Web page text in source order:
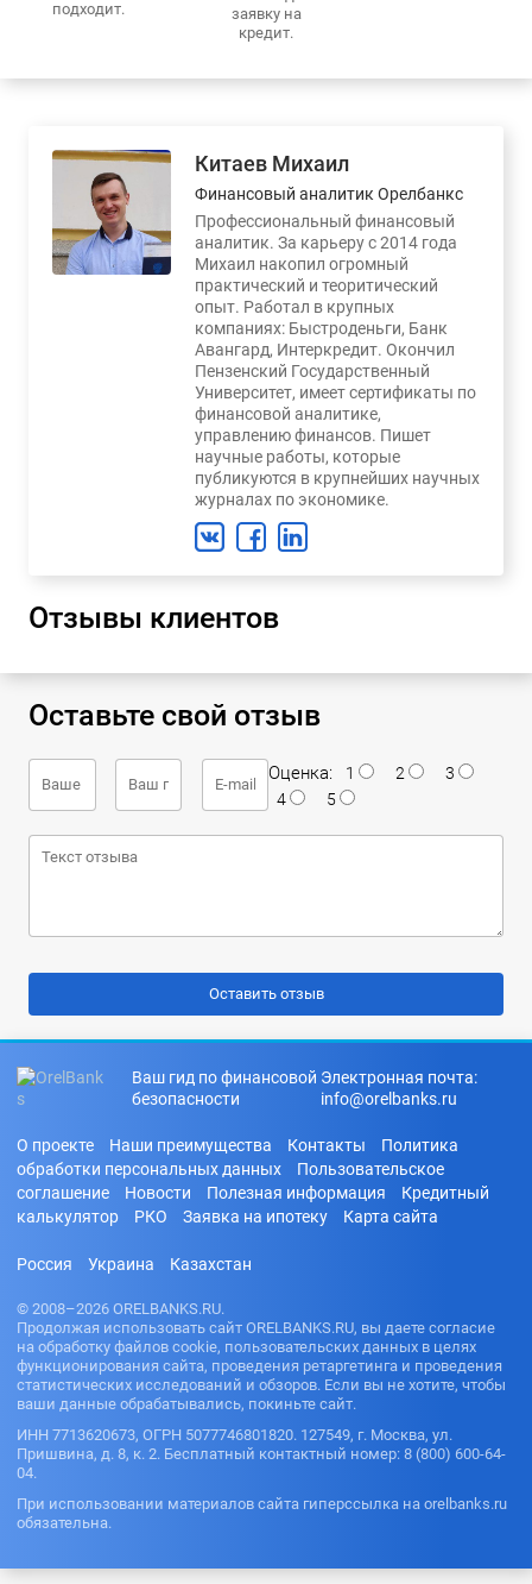
подходит.
заявку на
кредит.
Китаев Михаил
Финансовый аналитик Орелбанкс
Профессиональный финансовый
аналитик. За карьеру с 2014 года
Михаил накопил огромный
практический и теоритический
опыт. Работал в крупных
компаниях: Быстроденьги, Банк
Авангард, Интеркредит. Окончил
Пензенский Государственный
Университет, имеет сертификаты по
финансовой аналитике,
управлению финансов. Пишет
научные работы, которые
публикуются в крупнейших научных
журналах по экономике.
Отзывы клиентов
Оставьте свой отзыв
Оценка: 1 2
3
4
5
Ваш гид по финансовой
безопасности
Электронная почта:
info@orelbanks.ru
О проекте Наши преимущества Контакты
Политика
обработки персональных данных
Пользовательское
соглашение
Новости Полезная информация
Кредитный
калькулятор
РКО Заявка на ипотеку Карта сайта
Россия Украина Казахстан
© 2008–2026 ORELBANKS.RU.
Продолжая использовать сайт ORELBANKS.RU, вы даете согласие
на обработку файлов cookie, пользовательских данных в целях
функционирования сайта, проведения ретаргетинга и проведения
статистических исследований и обзоров. Если вы не хотите, чтобы
ваши данные обрабатывались, покиньте сайт.
ИНН 7713620673, ОГРН 5077746801820. 127549, г. Москва, ул.
Пришвина, д. 8, к. 2. Бесплатный контактный номер: 8 (800) 600-64-
04.
При использовании материалов сайта гиперссылка на orelbanks.ru
обязательна.